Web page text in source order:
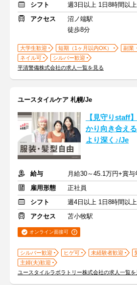
シフト
週3日以上 1日8時間以上
アクセス
沼ノ端駅
徒歩8分
大学生歓迎 短期（1ヶ月以内OK）
副業
ネイル可
シルバー歓迎
平清警備株式会社の求人一覧を見る
ユースタイルケア 札幌/Je
【見守りstaff
かり向き合え
より深く♪/Je
給与
雇用形態
正社員
シフト
週4日以上 1日8時間以上
アクセス
苫小牧駅
オンライン面接可
シルバー歓迎 ヒゲ可 未経験者歓迎
主婦(夫)歓迎
ユースタイルラボラトリー株式会社の求人一覧を